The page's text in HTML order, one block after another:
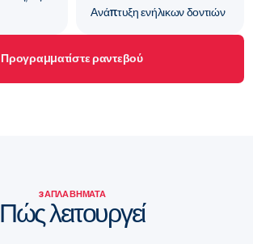
Ανάπτυξη ενήλικων δοντιών
Προγραμματίστε ραντεβού
3 ΑΠΛΆ ΒΉΜΑΤΑ
Πώς λειτουργεί